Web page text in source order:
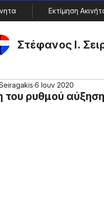
Εκτίμηση
Στέφανος Ι.
του ρυθμού
6 Ιουν 2020